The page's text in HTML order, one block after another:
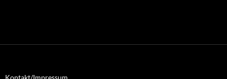
Kontakt/Impressum